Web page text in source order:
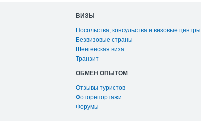
ВИЗЫ
Посольства, консульства и визовые центры
Безвизовые страны
Шенгенская виза
Транзит
ОБМЕН ОПЫТОМ
Отзывы туристов
Фоторепортажи
Форумы